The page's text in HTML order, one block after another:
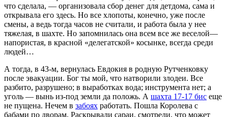
что сделала, — организовала сбор денег для детдома, сама и
открывала его здесь. Но все хлопоты, конечно, уже после
смены, а ведь тогда часов не считали, и работа была у нее
тяжелая, в шахте. Но запомнилась она всем все же веселой—
напористая, в красной «делегатской» косынке, всегда среди
людей…
А тогда, в 43-м, вернулась Евдокия в родную Рутченковку
после эвакуации. Бог ты мой, что натворили злодеи. Все
разбито, разрушено; в выработках вода; инструмента нет; а
уголь — вынь из-под земли да положь. А шахта 17-17 бис еще
не пущена. Нечем в забоях работать. Пошла Королева с
бабами по дворам. Раскрывали сараи, смотрели, что может